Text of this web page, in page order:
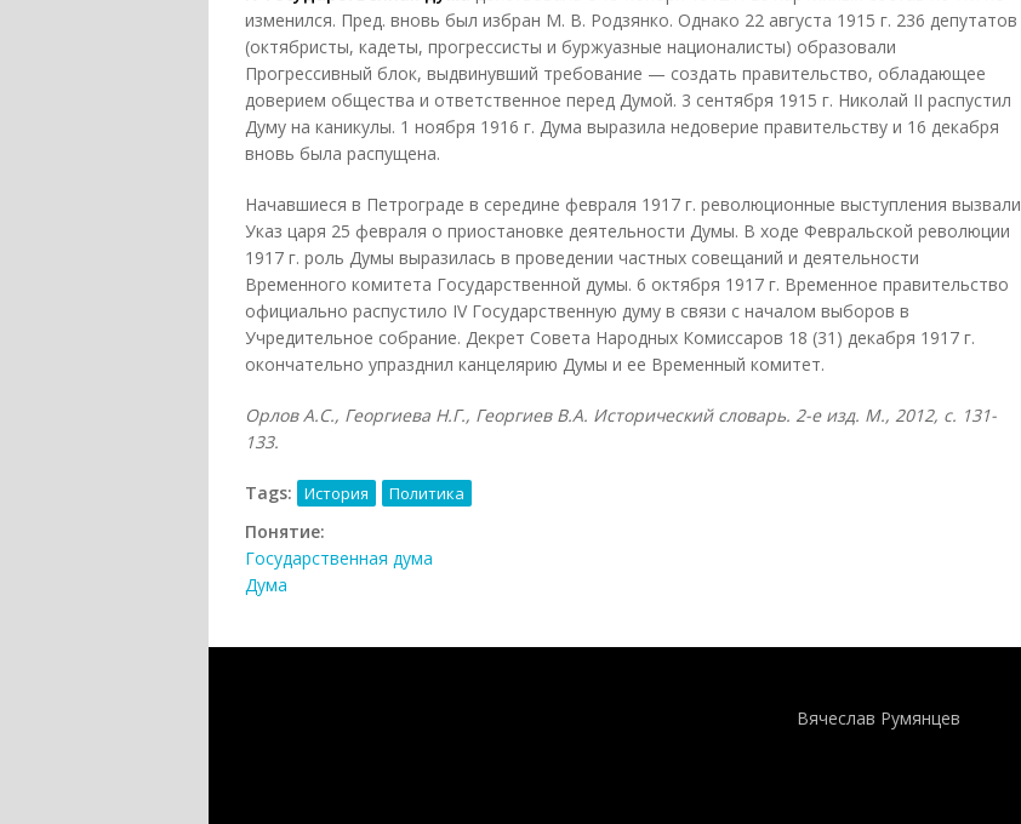
изменился. Пред. вновь был избран М. В. Родзянко. Однако 22 августа 1915 г. 236 депутатов
(октябристы, кадеты, прогрессисты и буржуазные националисты) образовали
Прогрессивный блок, выдвинувший требование — создать правительство, обладающее
доверием общества и ответственное перед Думой. 3 сентября 1915 г. Николай II распустил
Думу на каникулы. 1 ноября 1916 г. Дума выразила недоверие правительству и 16 декабря
вновь была распущена.
Начавшиеся в Петрограде в середине февраля 1917 г. революционные выступления вызвали
Указ царя 25 февраля о приостановке деятельности Думы. В ходе Февральской революции
1917 г. роль Думы выразилась в проведении частных совещаний и деятельности
Временного комитета Государственной думы. 6 октября 1917 г. Временное правительство
официально распустило IV Государственную думу в связи с началом выборов в
Учредительное собрание. Декрет Совета Народных Комиссаров 18 (31) декабря 1917 г.
окончательно упразднил канцелярию Думы и ее Временный комитет.
Орлов А.С., Георгиева Н.Г., Георгиев В.А. Исторический словарь. 2-е изд. М., 2012, с. 131-
133.
Tags: История Политика
Понятие:
Государственная дума
Дума
Вячеслав Румянцев